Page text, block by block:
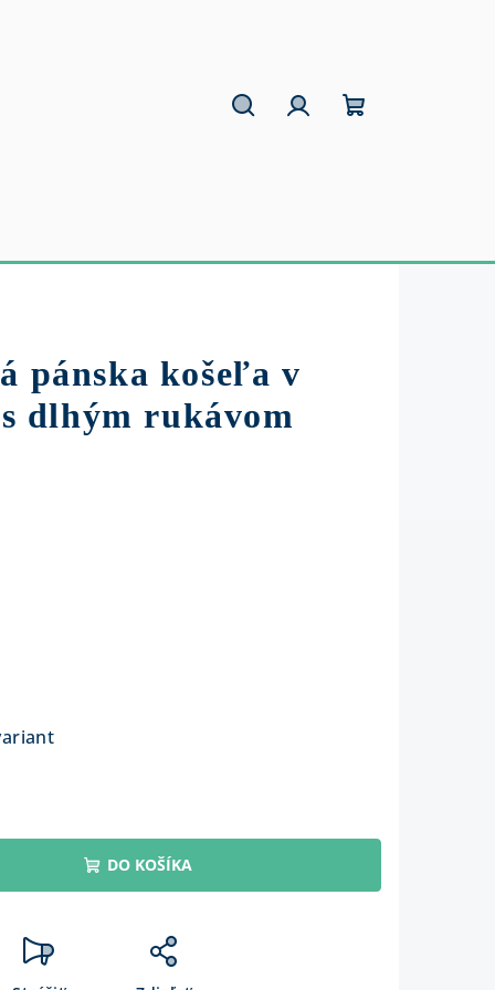
pánska košeľa v
dlhým rukávom
DO KOŠÍKA